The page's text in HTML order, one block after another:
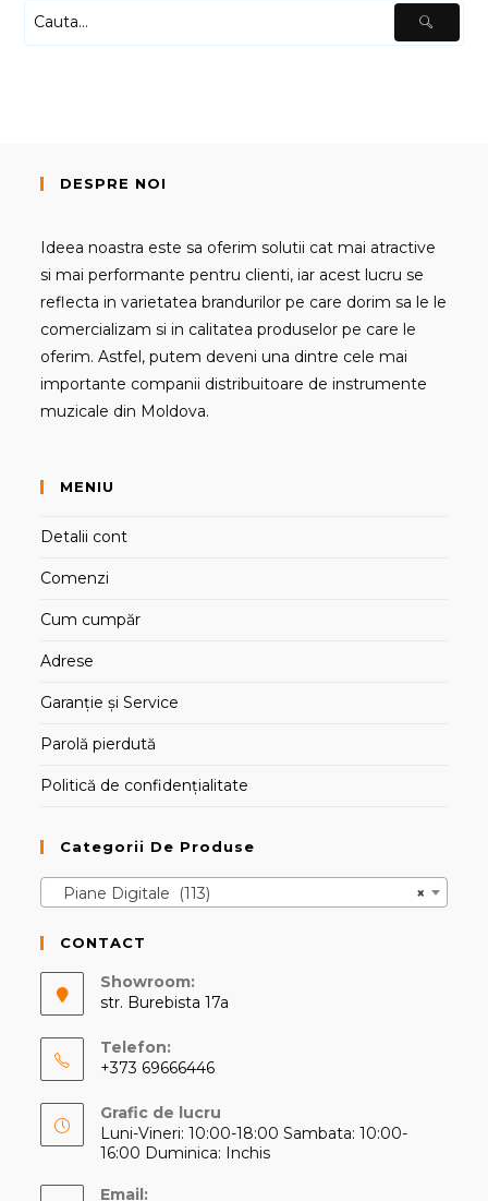
DESPRE NOI
Ideea noastra este sa oferim solutii cat mai atractive
si mai performante pentru clienti, iar acest lucru se
reflecta in varietatea brandurilor pe care dorim sa le le
comercializam si in calitatea produselor pe care le
oferim. Astfel, putem deveni una dintre cele mai
importante companii distribuitoare de instrumente
muzicale din Moldova.
MENIU
Detalii cont
Comenzi
Cum cumpăr
Adrese
Garanție și Service
Parolă pierdută
Politică de confidențialitate
Categorii De Produse
×
Piane Digitale (113)
CONTACT
Showroom:
str. Burebista 17a
Telefon:
+373 69666446
in
your
Grafic de lucru
Luni-Vineri: 10:00-18:00 Sambata: 10:00-
16:00 Duminica: Inchis
Email: